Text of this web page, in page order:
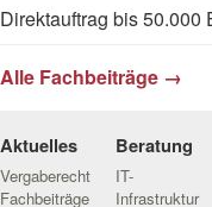
Direktauftrag bis 50.000
Alle Fachbeiträge →
Aktuelles
Vergaberecht
Fachbeiträge
Beratung
IT-
Infrastruktur